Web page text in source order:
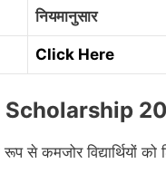
नियमानुसार
Click Here
से कमजोर विद्यार्थियों को